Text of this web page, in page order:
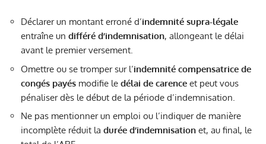
Déclarer un montant erroné d’indemnité supra-légale
entraîne un différé d’indemnisation, allongeant le délai
avant le premier versement.
Omettre ou se tromper sur l’indemnité compensatrice de
congés payés modifie le délai de carence et peut vous
pénaliser dès le début de la période d’indemnisation.
Ne pas mentionner un emploi ou l’indiquer de manière
incomplète réduit la durée d’indemnisation et, au final, le